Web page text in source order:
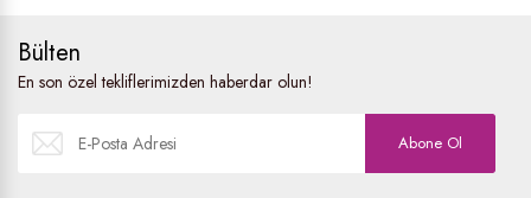
Bülten
En son özel tekliflerimizden haberdar olun!
Abone Ol